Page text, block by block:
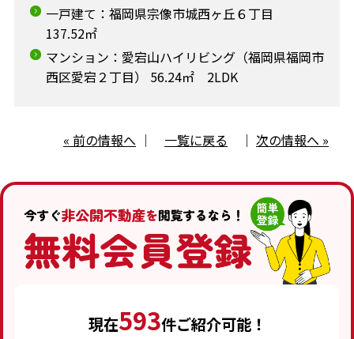
一戸建て：福岡県宗像市城西ヶ丘６丁目
137.52㎡
マンション：愛宕山ハイリビング（福岡県福岡市
西区愛宕２丁目） 56.24㎡ 2LDK
« 前の情報へ ｜ 一覧に戻る ｜ 次の情報へ »
現在593件ご紹介可能！